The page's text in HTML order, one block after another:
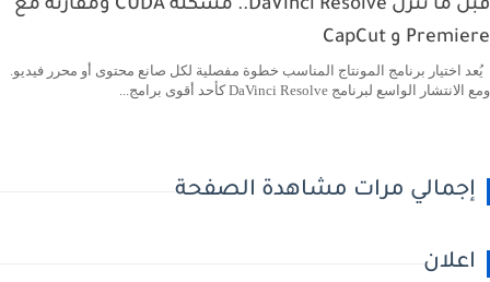
قبل ما تنزل DaVinci Resolve.. مشكلة CUDA ومقارنة مع
Premiere و CapCut
يُعد اختيار برنامج المونتاج المناسب خطوة مفصلية لكل صانع محتوى أو محرر فيديو.
ومع الانتشار الواسع لبرنامج DaVinci Resolve كأحد أقوى برامج...
إجمالي مرات مشاهدة الصفحة
اعلان